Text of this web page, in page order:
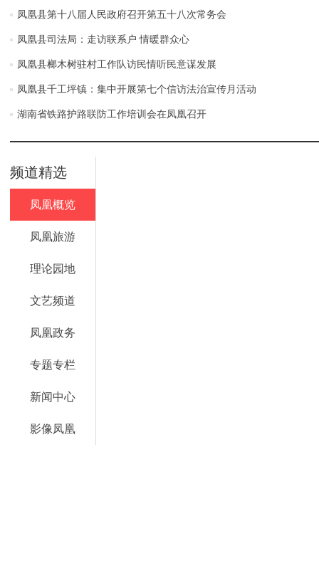
凤凰县第十八届人民政府召开第五十八次常务会
凤凰县司法局：走访联系户 情暖群众心
凤凰县榔木树驻村工作队访民情听民意谋发展
凤凰县千工坪镇：集中开展第七个信访法治宣传月活动
湖南省铁路护路联防工作培训会在凤凰召开
频道精选
凤凰概览
凤凰旅游
理论园地
文艺频道
凤凰政务
专题专栏
新闻中心
影像凤凰